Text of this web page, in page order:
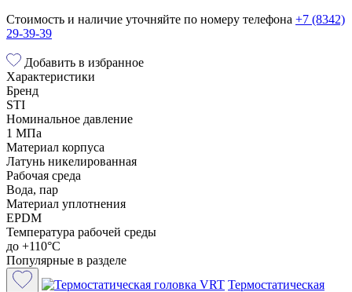
Стоимость и наличие уточняйте по номеру телефона +7 (8342)
29-39-39
Добавить в избранное
Характеристики
Бренд
STI
Номинальное давление
1 МПа
Материал корпуса
Латунь никелированная
Рабочая среда
Вода, пар
Материал уплотнения
EPDM
Температура рабочей среды
до +110°С
Популярные в разделе
Термостатическая